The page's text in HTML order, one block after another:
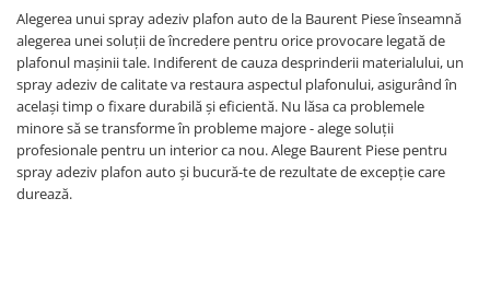
Rezervor lichid de frana
Lichid de frana
Antigel frane
Piese fara categorie
Sepci
Garnituri utilaje
Siguranta
Piese Ausa
Piese Sennebogen
Piese Still
Piese Timberjack
Piese Valmet Valtra
Alegerea unui spray adeziv plafon auto de la Baurent Piese înseamnă
alegerea unei soluții de încredere pentru orice provocare legată de
plafonul mașinii tale. Indiferent de cauza desprinderii materialului, un
spray adeziv de calitate va restaura aspectul plafonului, asigurând în
același timp o fixare durabilă și eficientă. Nu lăsa ca problemele
minore să se transforme în probleme majore - alege soluții
profesionale pentru un interior ca nou. Alege Baurent Piese pentru
spray adeziv plafon auto și bucură-te de rezultate de excepție care
durează.